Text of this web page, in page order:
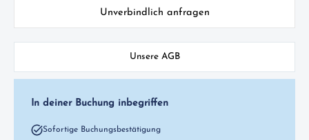
Unverbindlich anfragen
Unsere AGB
In deiner Buchung inbegriffen
Sofortige Buchungsbestätigung